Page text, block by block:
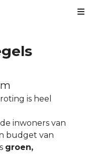
is heel
de inwoners van
budget van
groen,